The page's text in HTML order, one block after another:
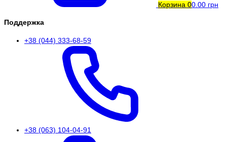
Корзина 00.00 грн
Поддержка
+38 (044) 333-68-59
+38 (063) 104-04-91